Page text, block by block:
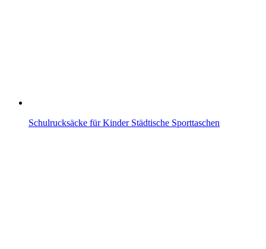
Schulrucksäcke für Kinder Städtische Sporttaschen